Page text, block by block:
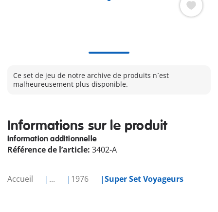
Accueil ... 1976 Super Set Voyageurs
Ce set de jeu de notre archive de produits n´est
malheureusement plus disponible.
Informations sur le produit
Information additionnelle
Référence de l’article: 3402-A